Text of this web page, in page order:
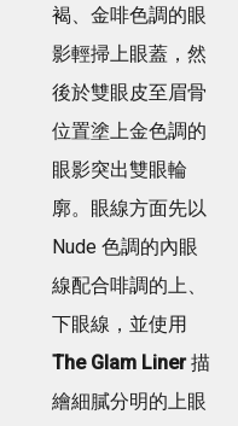
夢
打
亮
薦
輕
畫
出
妞
空
靈
仙
氣
妝
皮
膚
膠
原
白？
網
紅
大
讚
「痛
到
極
致
但
褐、金啡色調的眼
影輕掃上眼蓋，然
後於雙眼皮至眉骨
位置塗上金色調的
眼影突出雙眼輪
廓。眼線方面先以
Nude 色調的內眼
線配合啡調的上、
下眼線，並使用
The Glam Liner描
繪細膩分明的上眼